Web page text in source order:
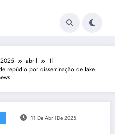
2025 abril
11
repúdio por disseminação de fake
11 De Abril De 2025